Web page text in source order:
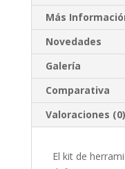
Más
Novedades
Galería
Comparativa
Valoraciones (0)
El kit de